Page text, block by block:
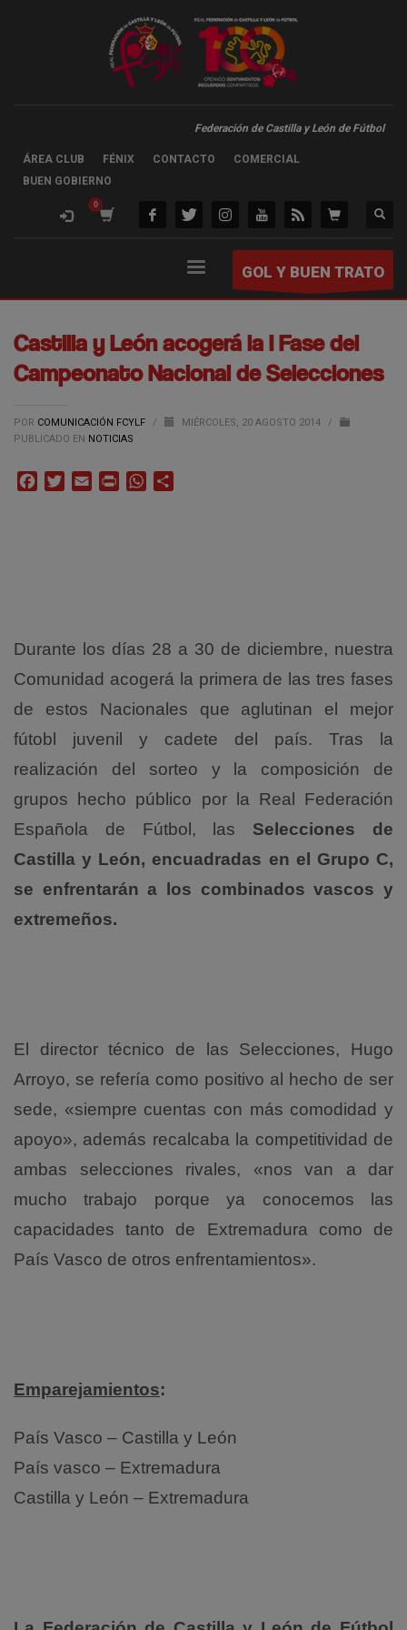
Federación de Castilla y León de Fútbol
ÁREA CLUB FÉNIX CONTACTO
COMERCIAL
BUEN GOBIERNO
GOL Y BUEN TRATO
Castilla y León acogerá la I Fase del
Campeonato Nacional de Selecciones
POR COMUNICACIÓN FCYLF / MIÉRCOLES, 20 AGOSTO 2014
/
PUBLICADO EN NOTICIAS
FacebookTwitterEmail Print WhatsApp
Durante los días 28 a 30 de diciembre, nuestra
Comunidad acogerá la primera de las tres fases
de estos Nacionales que aglutinan el mejor
fútobl juvenil y cadete del país. Tras la
realización del sorteo y la composición de
grupos hecho público por la Real Federación
Española de Fútbol, las Selecciones de
Castilla y León, encuadradas en el Grupo C,
se enfrentarán a los combinados vascos y
extremeños.
El director técnico de las Selecciones, Hugo
Arroyo, se refería como positivo al hecho de ser
sede, «siempre cuentas con más comodidad y
apoyo», además recalcaba la competitividad de
ambas selecciones rivales, «nos van a dar
mucho trabajo porque ya conocemos las
capacidades tanto de Extremadura como de
País Vasco de otros enfrentamientos».
Emparejamientos:
País Vasco – Castilla y León
País vasco – Extremadura
Castilla y León – Extremadura